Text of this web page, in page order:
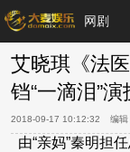
网剧
艾晓琪《法
铛“一滴泪”
2018-09-17 10:12:32 编辑
由“亲妈”秦明担